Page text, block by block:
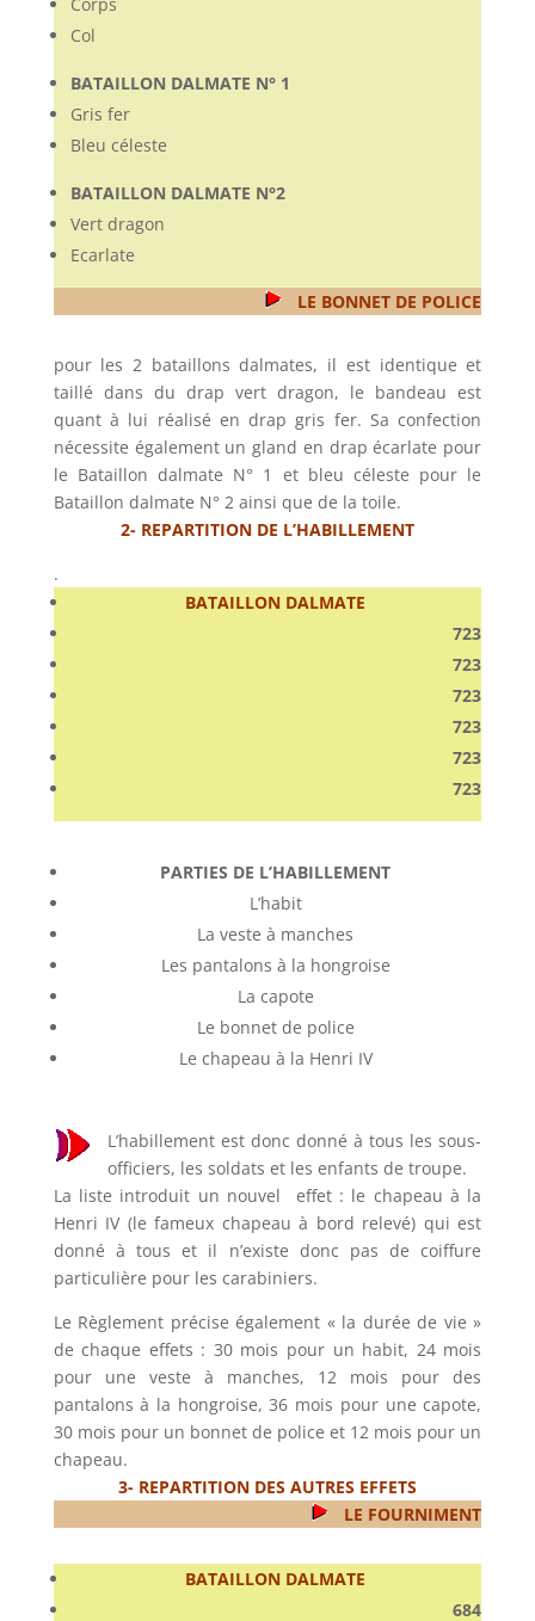
Col
BATAILLON DALMATE N° 1
Gris fer
Bleu céleste
BATAILLON DALMATE N°2
Vert dragon
Ecarlate
LE BONNET DE POLICE
pour les 2 bataillons dalmates, il est identique et
taillé dans du drap vert dragon, le bandeau est
quant à lui réalisé en drap gris fer. Sa confection
nécessite également un gland en drap écarlate pour
le Bataillon dalmate N° 1 et bleu céleste pour le
Bataillon dalmate N° 2 ainsi que de la toile.
2- REPARTITION DE L’HABILLEMENT
.
BATAILLON DALMATE
723
723
723
723
723
723
PARTIES DE L’HABILLEMENT
L’habit
La veste à manches
Les pantalons à la hongroise
La capote
Le bonnet de police
Le chapeau à la Henri IV
L’habillement est donc donné à tous les sous-
officiers, les soldats et les enfants de troupe.
La liste introduit un nouvel effet : le chapeau à la
Henri IV (le fameux chapeau à bord relevé) qui est
donné à tous et il n’existe donc pas de coiffure
particulière pour les carabiniers.
Le Règlement précise également « la durée de vie »
de chaque effets : 30 mois pour un habit, 24 mois
pour une veste à manches, 12 mois pour des
pantalons à la hongroise, 36 mois pour une capote,
30 mois pour un bonnet de police et 12 mois pour un
chapeau.
3- REPARTITION DES AUTRES EFFETS
LE FOURNIMENT
BATAILLON DALMATE
684